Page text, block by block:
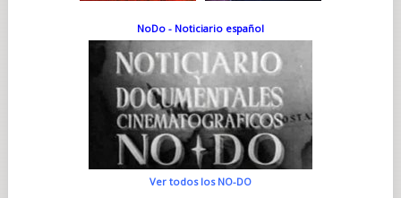
Aunque será totalmente imposible alcanzar ningún tipo de
tregua con Nubar, su muerte cierra un capítulo anteriormente
no resuelto para Zsa-zsa y Liesl. Hay gente imposible de
redimir, pero como Del Toro explica poéticamente, no es el
caso de todo el mundo: «Quiero ser optimista y creer que hay
una semilla de bondad en todo el mundo. Es cierto que hay
gente sin un ápice de bondad, eso ocurre. Pero, para la
mayoría de la gente, creo que hay esperanza, por tarde que
pueda vislumbrarse. Da igual la edad que tengas. Siempre hay
esperanza para enmendar las cosas. A lo mejor no va a acabar
todo como te gustaría, pero lo acabas entendiendo».
NoDo - Noticiario español
Ver todos los NO-DO